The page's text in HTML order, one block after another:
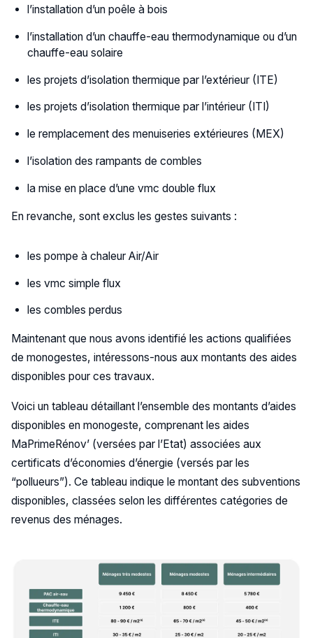
l’installation d’un poêle à bois
l’installation d’un chauffe-eau thermodynamique ou d’un
chauffe-eau solaire
les projets d’isolation thermique par l’extérieur (ITE)
les projets d’isolation thermique par l’intérieur (ITI)
le remplacement des menuiseries extérieures (MEX)
l’isolation des rampants de combles
la mise en place d’une vmc double flux
En revanche, sont exclus les gestes suivants :
les pompe à chaleur Air/Air
les vmc simple flux
les combles perdus
Maintenant que nous avons identifié les actions qualifiées
de monogestes, intéressons-nous aux montants des aides
disponibles pour ces travaux.
Voici un tableau détaillant l’ensemble des montants d’aides
disponibles en monogeste, comprenant les aides
MaPrimeRénov’ (versées par l’Etat) associées aux
certificats d’économies d’énergie (versés par les
“pollueurs”). Ce tableau indique le montant des subventions
disponibles, classées selon les différentes catégories de
revenus des ménages.